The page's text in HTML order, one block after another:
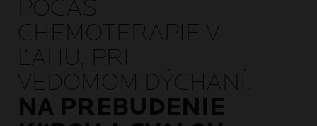
POČAS
CHEMOTERAPIE V
ĽAHU, PRI
VEDOMOM DÝCHANÍ.
NA PREBUDENIE